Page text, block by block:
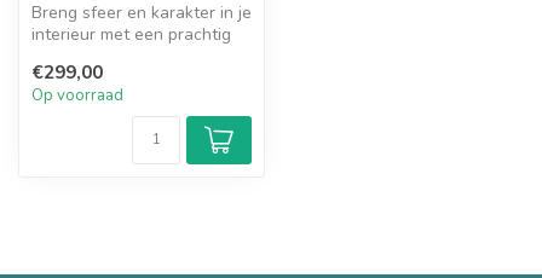
Breng sfeer en karakter in je
interieur met een prachtig
€299,00
Op voorraad